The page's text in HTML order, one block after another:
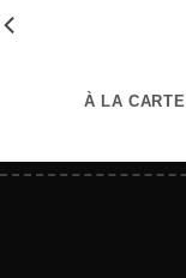
À LA CARTE